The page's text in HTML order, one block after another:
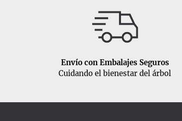
Envío con Embalajes Seguros
Cuidando el bienestar del árbol